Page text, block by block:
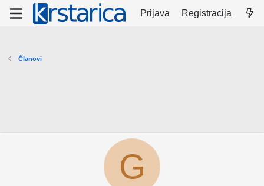
Prijava Registracija
Članovi
G